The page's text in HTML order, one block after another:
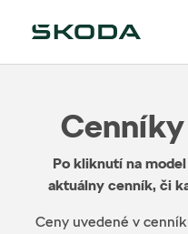
Po kliknutí na
aktuálny cenník, či
Ceny uvedené v